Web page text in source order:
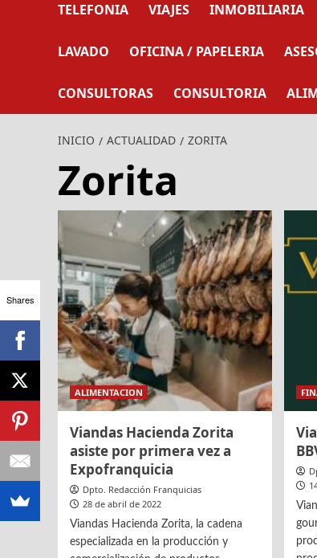
TELEFONIA VIAJES INMOBILIARIA
LAVADO OFICINA / PAPELERIA
CONSULTORAS CONSULTORIA
INICIO ACTUALIDAD ZORITA
Zorita
ALIMENTACION
Viandas Hacienda Zorita
asiste por primera vez a
Expofranquicia
Dpto. Redacción Franquicias
28 de abril de 2022
Viandas Hacienda Zorita, la cadena
especializada en la producción y
Shares